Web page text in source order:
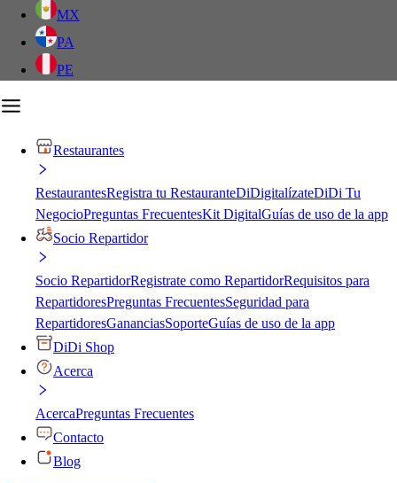
MX
PA
PE
Restaurantes
RestaurantesRegistra tu RestauranteDiDigitalízateDiDi Tu
NegocioPreguntas FrecuentesKit DigitalGuías de uso de la app
Socio Repartidor
Socio RepartidorRegistrate como RepartidorRequisitos para
RepartidoresPreguntas FrecuentesSeguridad para
RepartidoresGananciasSoporteGuías de uso de la app
DiDi Shop
Acerca
AcercaPreguntas Frecuentes
Contacto
Blog